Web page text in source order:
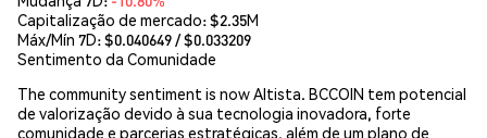
Capitalização de mercado:$2.35M
Máx/Mín 7D: $0.040649/ $0.033209
Sentimento da Comunidade
The community sentiment is now Altista. BCCOIN tem potencial
de valorização devido à sua tecnologia inovadora, forte
comunidade e parcerias estratégicas, além de um plano de